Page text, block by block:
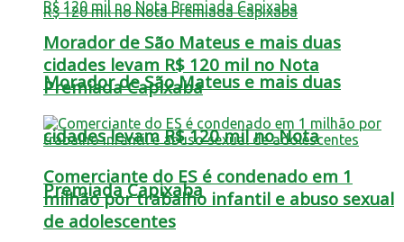
Morador de São Mateus e mais duas
cidades levam R$ 120 mil no Nota
Premiada Capixaba
Morador de São Mateus e mais duas
cidades levam R$ 120 mil no Nota
Premiada Capixaba
Comerciante do ES é condenado em 1
milhão por trabalho infantil e abuso sexual
de adolescentes